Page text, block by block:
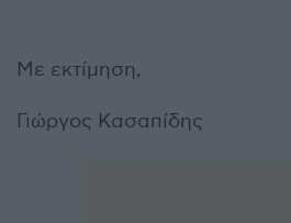
Με εκτίμηση,
Γιώργος Κασαπίδης